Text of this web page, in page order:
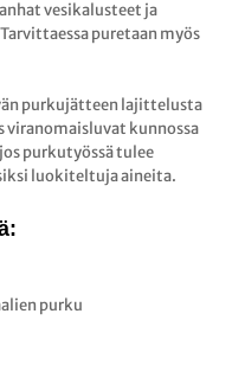
vesikalusteet ja
puretaan myös
purkujätteen lajittelusta
viranomaisluvat kunnossa
purkutyössä tulee
luokiteltuja aineita.
purku